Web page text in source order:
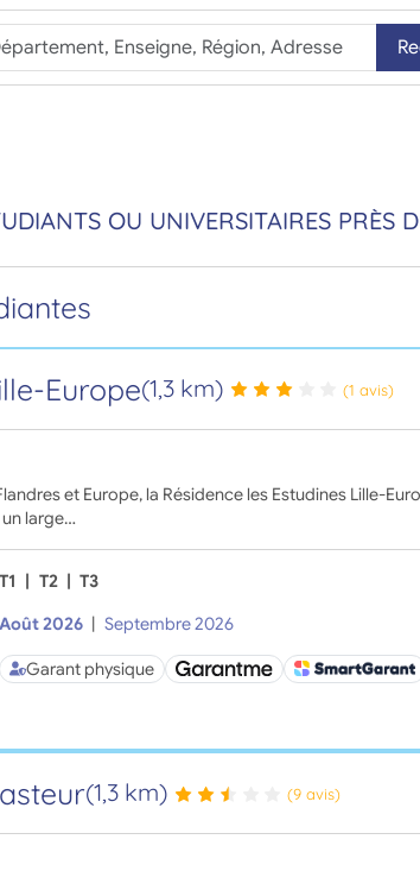
OU UNIVERSITAIRES PRÈS
Europe(1,3 km) (1 avis)
et Europe, la Résidence les Estudines Lille-
large…
T1 | T2 | T3
Août 2026 | Septembre 2026
Garant physique
(1,3 km) (9 avis)